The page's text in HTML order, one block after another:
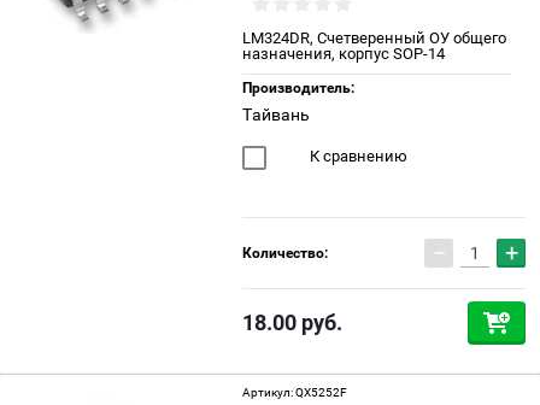
LM324DR, Счетверенный ОУ общего
назначения, корпус SOP-14
Производитель:
Тайвань
К сравнению
Количество: − +
18.00 руб.
Артикул:QX5252F